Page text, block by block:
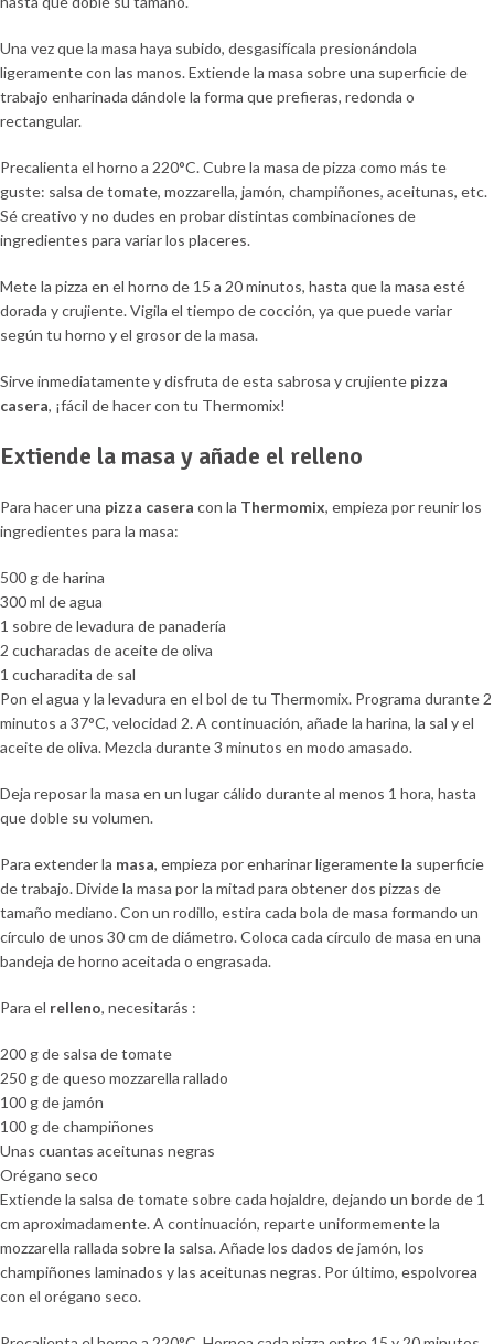
Una vez que la masa haya subido, desgasifícala presionándola
ligeramente con las manos. Extiende la masa sobre una superficie de
trabajo enharinada dándole la forma que prefieras, redonda o
rectangular.
Precalienta el horno a 220°C. Cubre la masa de pizza como más te
guste: salsa de tomate, mozzarella, jamón, champiñones, aceitunas, etc.
Sé creativo y no dudes en probar distintas combinaciones de
ingredientes para variar los placeres.
Mete la pizza en el horno de 15 a 20 minutos, hasta que la masa esté
dorada y crujiente. Vigila el tiempo de cocción, ya que puede variar
según tu horno y el grosor de la masa.
Sirve inmediatamente y disfruta de esta sabrosa y crujiente pizza
casera, ¡fácil de hacer con tu Thermomix!
Extiende la masa y añade el relleno
Para hacer una pizza casera con la Thermomix, empieza por reunir los
ingredientes para la masa:
500 g de harina
300 ml de agua
1 sobre de levadura de panadería
2 cucharadas de aceite de oliva
1 cucharadita de sal
Pon el agua y la levadura en el bol de tu Thermomix. Programa durante 2
minutos a 37°C, velocidad 2. A continuación, añade la harina, la sal y el
aceite de oliva. Mezcla durante 3 minutos en modo amasado.
Deja reposar la masa en un lugar cálido durante al menos 1 hora, hasta
que doble su volumen.
Para extender la masa, empieza por enharinar ligeramente la superficie
de trabajo. Divide la masa por la mitad para obtener dos pizzas de
tamaño mediano. Con un rodillo, estira cada bola de masa formando un
círculo de unos 30 cm de diámetro. Coloca cada círculo de masa en una
bandeja de horno aceitada o engrasada.
Para el relleno, necesitarás :
200 g de salsa de tomate
250 g de queso mozzarella rallado
100 g de jamón
100 g de champiñones
Unas cuantas aceitunas negras
Orégano seco
Extiende la salsa de tomate sobre cada hojaldre, dejando un borde de 1
cm aproximadamente. A continuación, reparte uniformemente la
mozzarella rallada sobre la salsa. Añade los dados de jamón, los
champiñones laminados y las aceitunas negras. Por último, espolvorea
con el orégano seco.